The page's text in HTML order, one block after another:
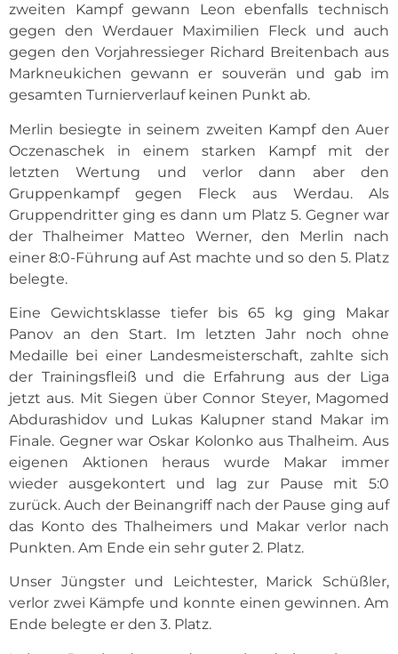
zweiten Kampf gewann Leon ebenfalls technisch
gegen den Werdauer Maximilien Fleck und auch
gegen den Vorjahressieger Richard Breitenbach aus
Markneukichen gewann er souverän und gab im
gesamten Turnierverlauf keinen Punkt ab.
Merlin besiegte in seinem zweiten Kampf den Auer
Oczenaschek in einem starken Kampf mit der
letzten Wertung und verlor dann aber den
Gruppenkampf gegen Fleck aus Werdau. Als
Gruppendritter ging es dann um Platz 5. Gegner war
der Thalheimer Matteo Werner, den Merlin nach
einer 8:0-Führung auf Ast machte und so den 5. Platz
belegte.
Eine Gewichtsklasse tiefer bis 65 kg ging Makar
Panov an den Start. Im letzten Jahr noch ohne
Medaille bei einer Landesmeisterschaft, zahlte sich
der Trainingsfleiß und die Erfahrung aus der Liga
jetzt aus. Mit Siegen über Connor Steyer, Magomed
Abdurashidov und Lukas Kalupner stand Makar im
Finale. Gegner war Oskar Kolonko aus Thalheim. Aus
eigenen Aktionen heraus wurde Makar immer
wieder ausgekontert und lag zur Pause mit 5:0
zurück. Auch der Beinangriff nach der Pause ging auf
das Konto des Thalheimers und Makar verlor nach
Punkten. Am Ende ein sehr guter 2. Platz.
Unser Jüngster und Leichtester, Marick Schüßler,
verlor zwei Kämpfe und konnte einen gewinnen. Am
Ende belegte er den 3. Platz.